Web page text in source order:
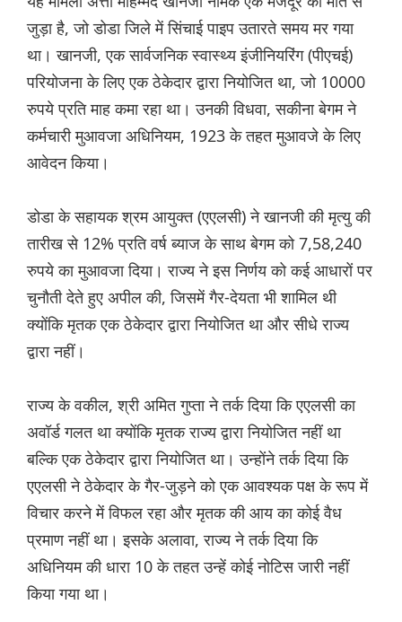
जुड़ा है, जो डोडा जिले में सिंचाई पाइप उतारते समय मर गया
था। खानजी, एक सार्वजनिक स्वास्थ्य इंजीनियरिंग (पीएचई)
परियोजना के लिए एक ठेकेदार द्वारा नियोजित था, जो 10000
रुपये प्रति माह कमा रहा था। उनकी विधवा, सकीना बेगम ने
कर्मचारी मुआवजा अधिनियम, 1923 के तहत मुआवजे के लिए
आवेदन किया।
डोडा के सहायक श्रम आयुक्त (एएलसी) ने खानजी की मृत्यु की
तारीख से 12% प्रति वर्ष ब्याज के साथ बेगम को 7,58,240
रुपये का मुआवजा दिया। राज्य ने इस निर्णय को कई आधारों पर
चुनौती देते हुए अपील की, जिसमें गैर-देयता भी शामिल थी
क्योंकि मृतक एक ठेकेदार द्वारा नियोजित था और सीधे राज्य
द्वारा नहीं।
राज्य के वकील, श्री अमित गुप्ता ने तर्क दिया कि एएलसी का
अवॉर्ड गलत था क्योंकि मृतक राज्य द्वारा नियोजित नहीं था
बल्कि एक ठेकेदार द्वारा नियोजित था। उन्होंने तर्क दिया कि
एएलसी ने ठेकेदार के गैर-जुड़ने को एक आवश्यक पक्ष के रूप में
विचार करने में विफल रहा और मृतक की आय का कोई वैध
प्रमाण नहीं था। इसके अलावा, राज्य ने तर्क दिया कि
अधिनियम की धारा 10 के तहत उन्हें कोई नोटिस जारी नहीं
किया गया था।